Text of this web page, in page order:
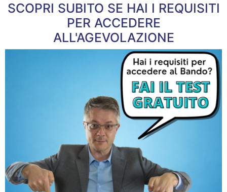
SCOPRI SUBITO SE HAI I REQUISITI
PER ACCEDERE
ALL'AGEVOLAZIONE